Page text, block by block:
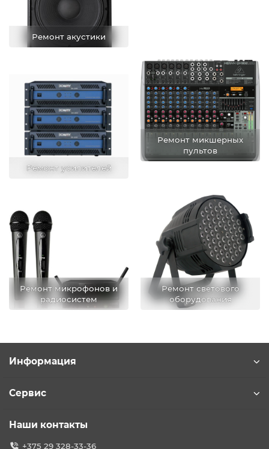
Ремонт акустики
Ремонт усилителей
Ремонт микшерных
пультов
Ремонт микрофонов и
радиосистем
Ремонт светового
оборудования
Информация
Сервис
Наши контакты
+375 29 328-33-36